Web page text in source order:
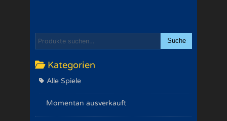
Suche
Kategorien
Alle Spiele
Momentan ausverkauft